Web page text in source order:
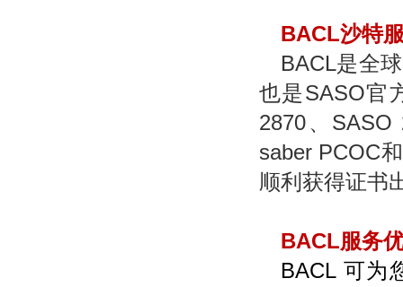
BACL沙特
BACL是全
也是SASO官
2870、
saber PCOC
顺利获得证书
BACL服务
BACL 可为